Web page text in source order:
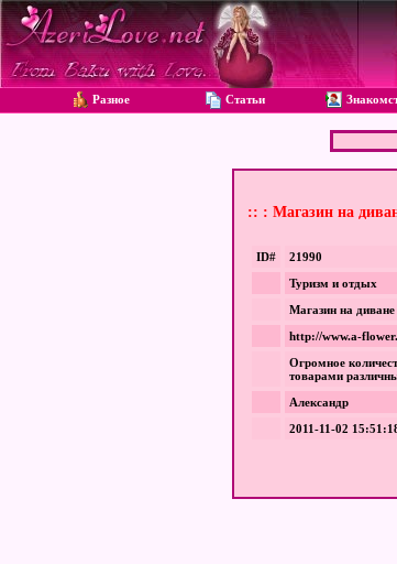
Разное Статьи
:: : Магазин на
ID#
21990
Туризм и отдых
Магазин на
http://www.a-
Огромное
товарами
Александр
2011-11-02